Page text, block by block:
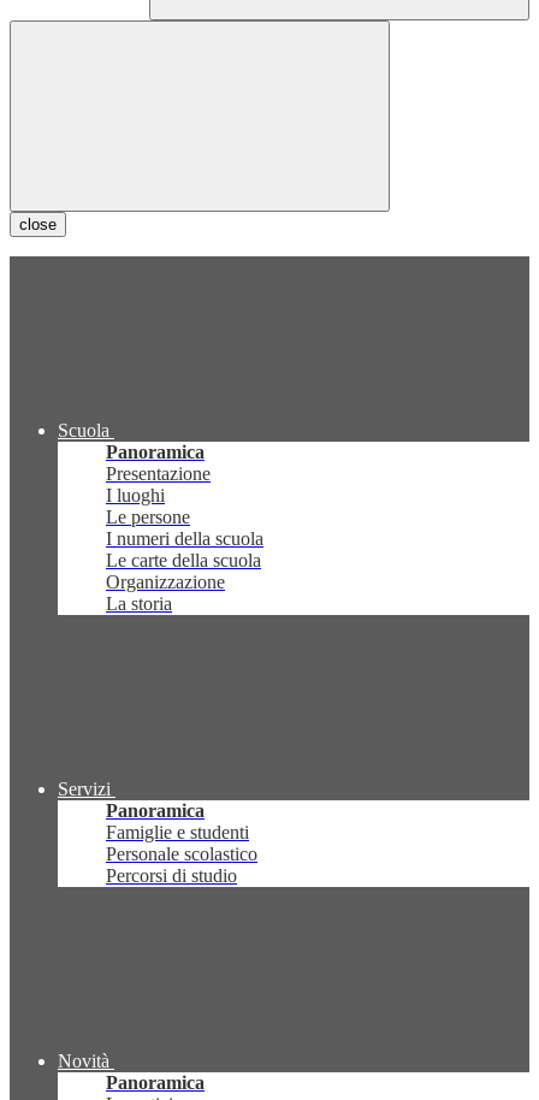
close
Scuola
Panoramica
Presentazione
I luoghi
Le persone
I numeri della scuola
Le carte della scuola
Organizzazione
La storia
Servizi
Panoramica
Famiglie e studenti
Personale scolastico
Percorsi di studio
Novità
Panoramica